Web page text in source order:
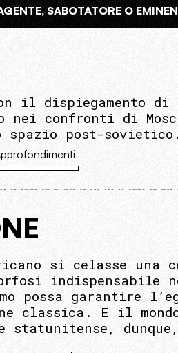
SABOTATORE O
dispiegamento di
confronti di
post-sovietico.
si celasse una
possa garantire
classica. E il